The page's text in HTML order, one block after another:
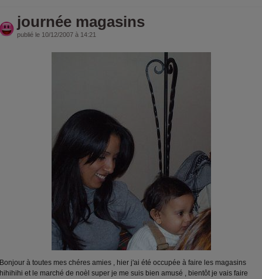
journée magasins
publié le 10/12/2007 à 14:21
Bonjour à toutes mes chéres amies , hier j'ai été occupée à faire les magasins
hihihihi et le marché de noèl super je me suis bien amusé , bientôt je vais faire